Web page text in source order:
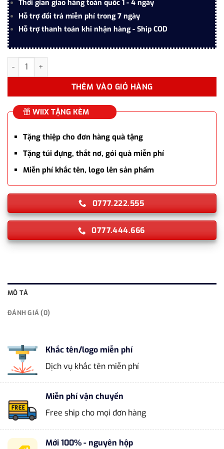
Thời gian giao hàng toàn quốc 1 - 4 ngày
Hỗ trợ đổi trả miễn phí trong 7 ngày
Hỗ trợ thanh toán khi nhận hàng - Ship COD
Bộ quà tặng bút ký Parker INGNTY ARROW GREY GT-2200951
THÊM VÀO GIỎ HÀNG
WIIX TẶNG KÈM
Tặng thiệp cho đơn hàng quà tặng
Tặng túi đựng, thắt nơ, gói quà miễn phí
Miễn phí khắc tên, logo lên sản phẩm
0777.222.555
0777.444.666
MÔ TẢ
ĐÁNH GIÁ (0)
Khắc tên/logo miễn phí
Dịch vụ khắc tên miễn phí
Miễn phí vận chuyển
Free ship cho mọi đơn hàng
Mới 100% - nguyên hộp